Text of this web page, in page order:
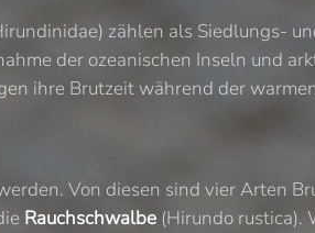
zählen als Siedlungs-
der ozeanischen Inseln und
ihre Brutzeit während der
Von diesen sind vier Arten
Rauchschwalbe (Hirundo rustica).